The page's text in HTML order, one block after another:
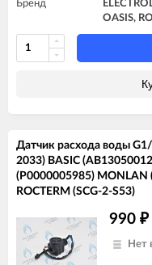
Бренд
OASIS,
Датчик расхода воды
2033) BASIC
(P0000005985) MONLAN
ROCTERM (SCG-2-S53)
990 ₽
Нет